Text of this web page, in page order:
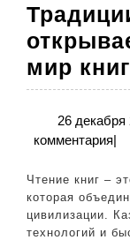
мир
26 декабря
комментария|
Чтение книг – это одна из тех древних традиций,
которая
цивилизации.
технологий и